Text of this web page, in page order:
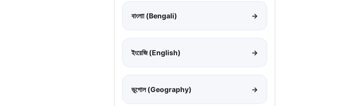
বাংলাা (Bengali) →
ইংরেজি (English) →
ভূগোল (Geography) →